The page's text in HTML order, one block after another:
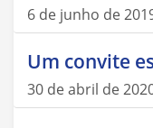
6 de junho de
Um convite
30 de abril de